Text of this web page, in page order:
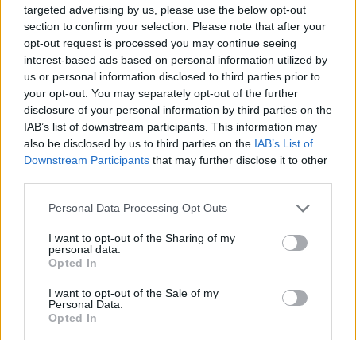
targeted advertising by us, please use the below opt-out
section to confirm your selection. Please note that after your
opt-out request is processed you may continue seeing
interest-based ads based on personal information utilized by
us or personal information disclosed to third parties prior to
your opt-out. You may separately opt-out of the further
disclosure of your personal information by third parties on the
IAB’s list of downstream participants. This information may
also be disclosed by us to third parties on the IAB’s List of
Downstream Participants that may further disclose it to other
Personal Data Processing Opt Outs
I want to opt-out of the Sharing of my
personal data.
Opted In
I want to opt-out of the Sale of my
Personal Data.
Opted In